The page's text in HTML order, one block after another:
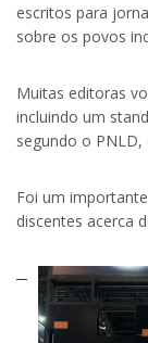
escritos para
sobre os povos
Muitas editoras
incluindo um
segundo o
Foi um
discentes acerca